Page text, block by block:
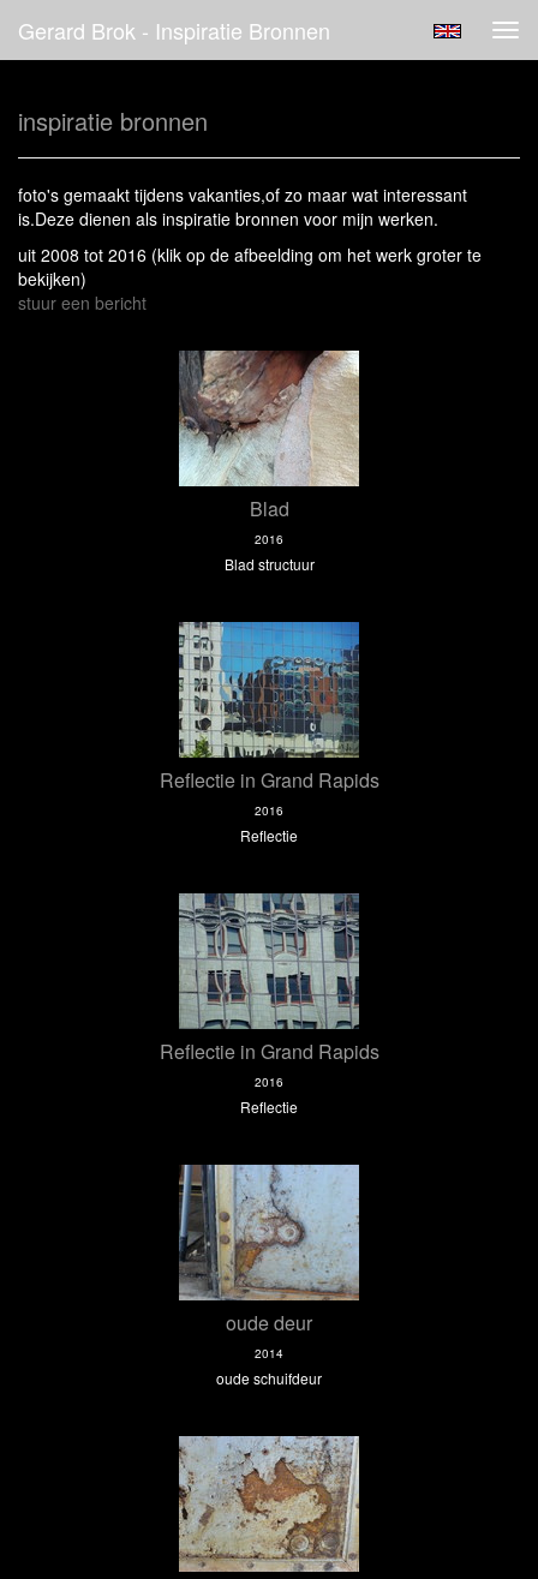
Gerard Brok - Inspiratie Bronnen
inspiratie bronnen
foto's gemaakt tijdens vakanties,of zo maar wat interessant
is.Deze dienen als inspiratie bronnen voor mijn werken.
uit 2008 tot 2016 (klik op de afbeelding om het werk groter te
bekijken)
stuur een bericht
Blad
2016
Blad structuur
Reflectie in Grand Rapids
2016
Reflectie
Reflectie in Grand Rapids
2016
Reflectie
oude deur
2014
oude schuifdeur